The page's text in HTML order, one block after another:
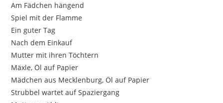
Am Fädchen hängend
Spiel mit der Flamme
Ein guter Tag
Nach dem Einkauf
Mutter mit ihren Töchtern
Mäxle, Öl auf Papier
Mädchen aus Mecklenburg, Öl auf Papier
Strubbel wartet auf Spaziergang